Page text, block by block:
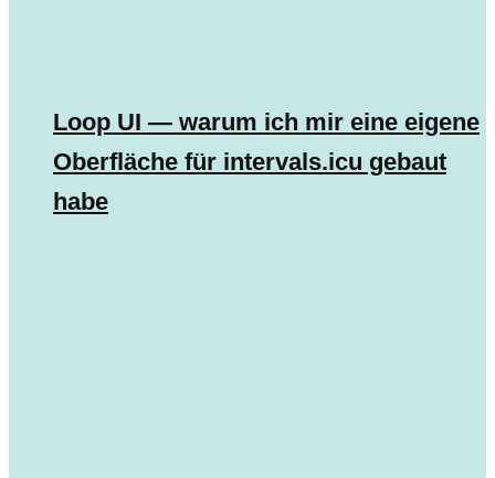
Loop UI — warum ich mir eine eigene
Oberfläche für intervals.icu gebaut
habe